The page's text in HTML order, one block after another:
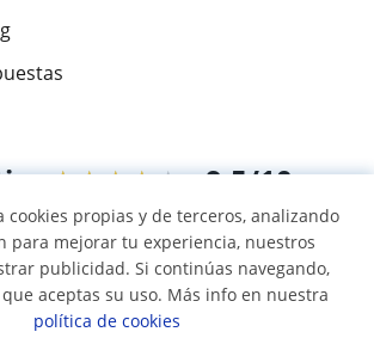
★★★★★ 9,5/10
opiniones de alumnos
- 2026 Tusclases.mx
cookies propias y de terceros, analizando
para mejorar tu experiencia, nuestros
publicidad. Si continúas navegando,
aceptas su uso. Más info en nuestra
política de cookies